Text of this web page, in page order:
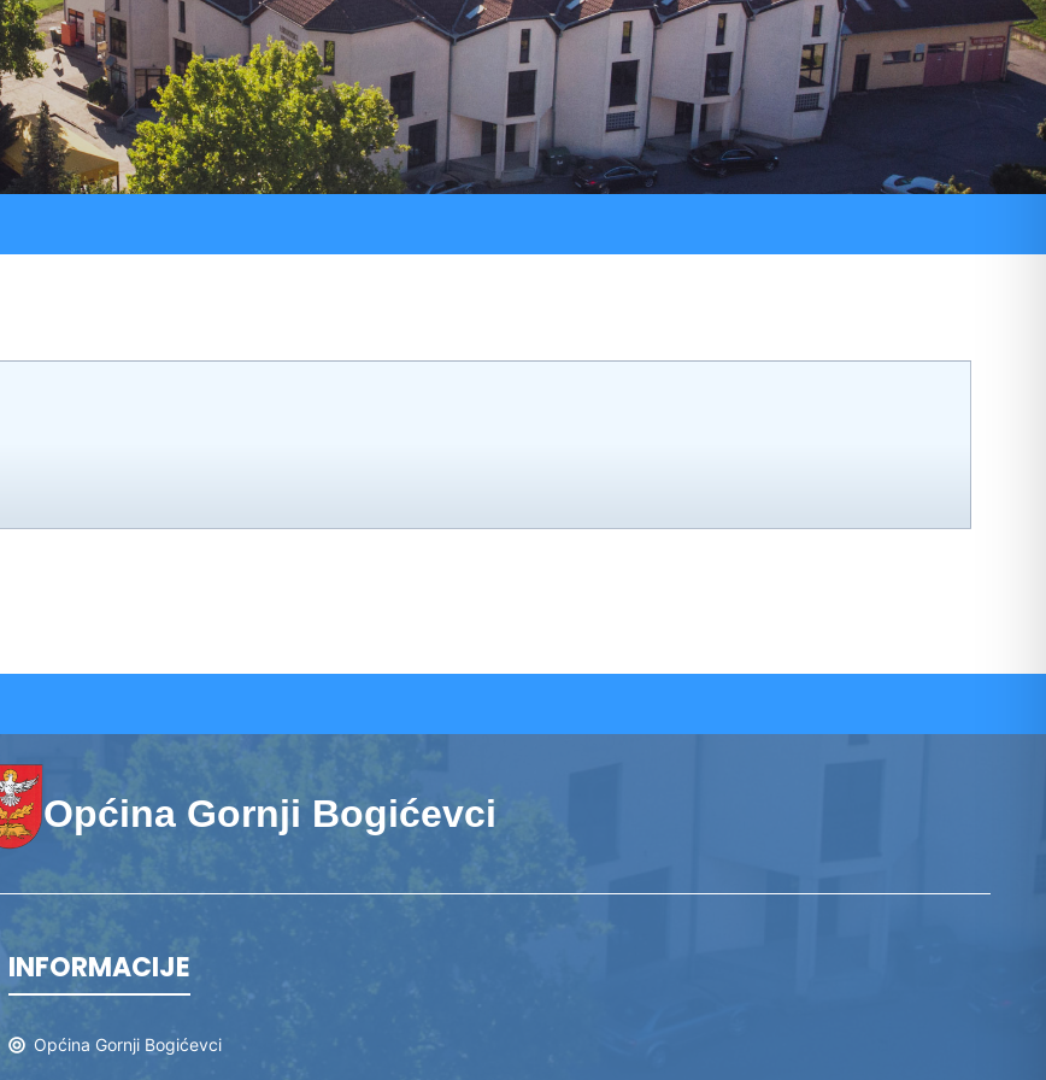
Procedure
Registar ugovora
Službeni glasnik
Javni pozivi
LU “Sokol”
ŠK “Bedem”
Udruga Umirovljenika
Udruga žena “Lan”
Općina Gornji Bogićevci
INFORMACIJE
Općina Gornji Bogićevci